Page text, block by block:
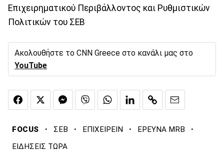
Επιχειρηματικού Περιβάλλοντος και Ρυθμιστικών
Πολιτικών του ΣΕΒ
Ακολουθήστε το CNN Greece στο κανάλι μας στο
YouTube
FOCUS · ΣΕΒ · ΕΠΙΧΕΙΡΕΙΝ · ΕΡΕΥΝΑ MRB ·
ΕΙΔΗΣΕΙΣ ΤΩΡΑ